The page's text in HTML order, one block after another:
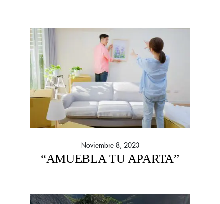
Noviembre 8, 2023
“AMUEBLA TU APARTA”